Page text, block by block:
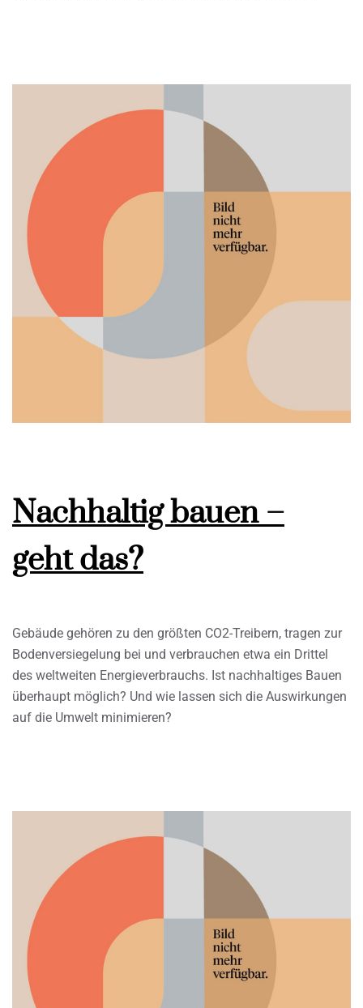
Nachhaltig bauen –
geht das?
Gebäude gehören zu den größten CO2-Treibern, tragen zur
Bodenversiegelung bei und verbrauchen etwa ein Drittel
des weltweiten Energieverbrauchs. Ist nachhaltiges Bauen
überhaupt möglich? Und wie lassen sich die Auswirkungen
auf die Umwelt minimieren?